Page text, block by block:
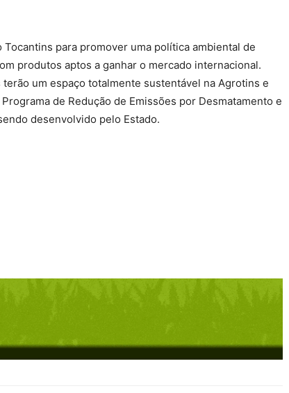
para promover uma política ambiental de
produtos aptos a ganhar o mercado internacional.
um espaço totalmente sustentável na Agrotins e
de Redução de Emissões por Desmatamento e
desenvolvido pelo Estado.